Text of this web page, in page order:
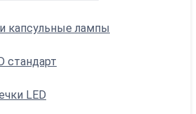
капсульные лампы
стандарт
LED